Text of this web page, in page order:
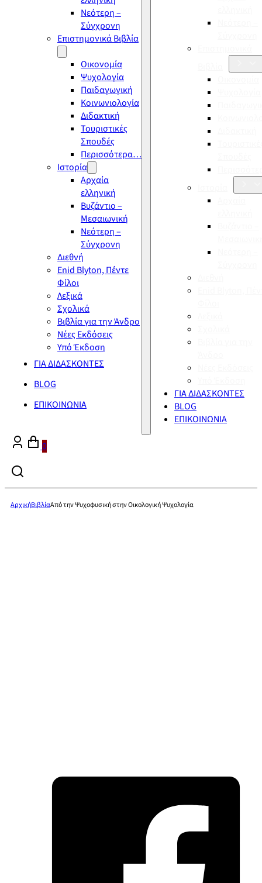
Νεότερη –
Σύγχρονη
Επιστημονικά Βιβλία
Οικονομία
Ψυχολογία
Παιδαγωγική
Κοινωνιολογία
Διδακτική
Τουριστικές
Σπουδές
Περισσότερα…
Ιστορία
Αρχαία
ελληνική
Βυζάντιο –
Μεσαιωνική
Νεότερη –
Σύγχρονη
Διεθνή
Enid Blyton, Πέντε
Φίλοι
Λεξικά
Σχολικά
Βιβλία για την Άνδρο
Νέες Εκδόσεις
Υπό Έκδοση
ΓΙΑ ΔΙΔΑΣΚΟΝΤΕΣ
BLOG
ΕΠΙΚΟΙΝΩΝΙΑ
ΓΙΑ ΔΙΔΑΣΚΟΝΤΕΣ
BLOG
ΕΠΙΚΟΙΝΩΝΙΑ
0
ΑρχικήΒιβλίαΑπό την Ψυχοφυσική στην Οικολογική Ψυχολογία